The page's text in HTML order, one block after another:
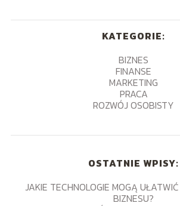
KATEGORIE:
BIZNES
FINANSE
MARKETING
PRACA
ROZWÓJ OSOBISTY
OSTATNIE WPISY:
JAKIE TECHNOLOGIE MOGĄ
BIZNESU?